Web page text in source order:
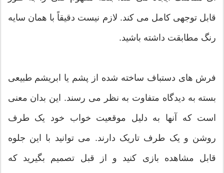
قابل توجهی کامل می کند. لازم نیست دقیقاً با همان سایه
رنگ مطابقت داشته باشید.
فرش های دستباف ساخته شده از پشم یا ابریشم طبیعی
بسته به دیدگاه متفاوت به نظر می رسند. این بدان معنی
است که آنها به دلیل موقعیت خواب خود یک طرف
روشن و یک طرف تاریک دارند. می توانید با این جلوه
قابل مشاهده بازی کنید و از قبل تصمیم بگیرید که